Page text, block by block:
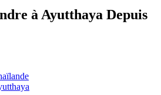
à Ayutthaya Depuis